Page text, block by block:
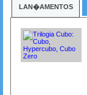
LAN�AMENTOS